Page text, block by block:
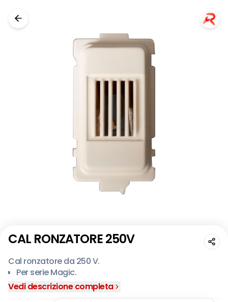
CAL RONZATORE 250V
Cal ronzatore da 250 V.
Per serie Magic.
Vedi descrizione completa